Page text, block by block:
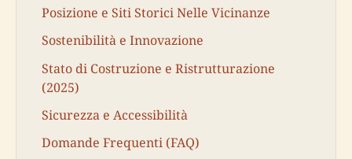
Posizione e Siti Storici Nelle Vicinanze
Sostenibilità e Innovazione
Stato di Costruzione e Ristrutturazione
(2025)
Sicurezza e Accessibilità
Domande Frequenti (FAQ)